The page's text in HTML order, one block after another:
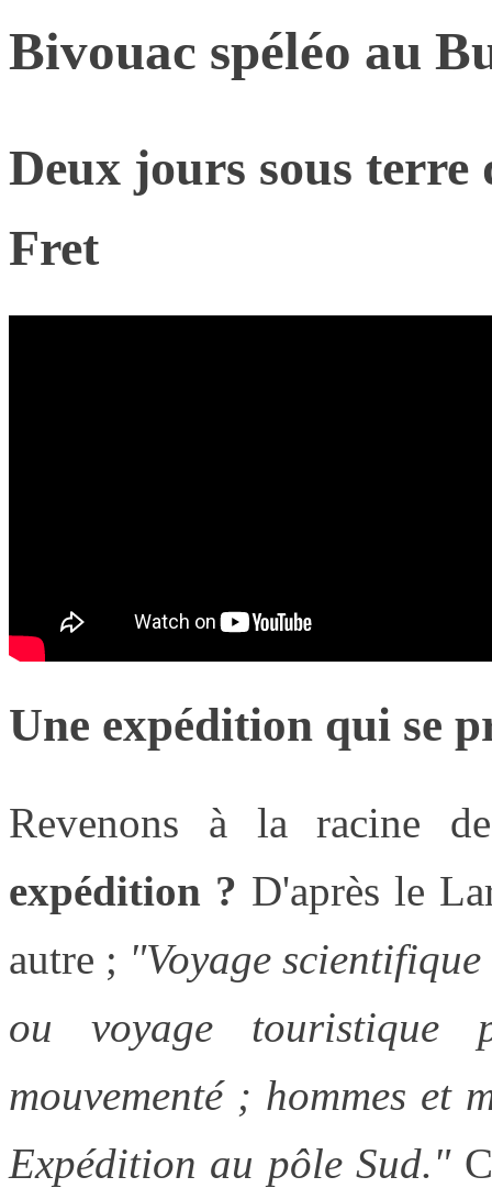
Bivouac spéléo au
Deux jours sous terre
Fret
Une expédition qui se
Revenons à la racine
expédition ? D'après le
autre ; "Voyage
ou voyage touristique
mouvementé ; hommes et
Expédition au pôle Sud."